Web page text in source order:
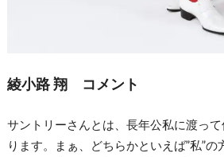
綾小路 翔 コメント
サントリーさんとは、長年公私に渡っ
ります。まぁ、どちらかといえば”私”